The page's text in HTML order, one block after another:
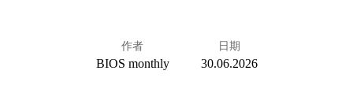
作者
BIOS monthly
日期
30.06.2026